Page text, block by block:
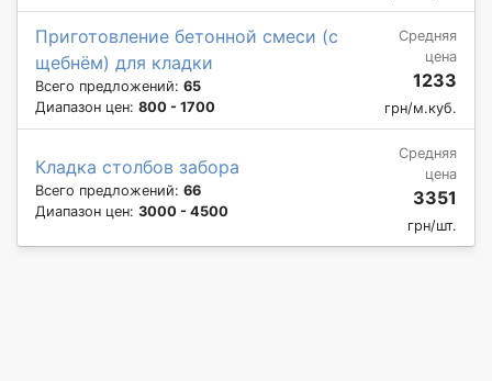
Приготовление бетонной смеси (с
щебнём) для кладки
Всего предложений: 65
Диапазон цен: 800 - 1700
Средняя
цена
1233
грн/м.куб.
Кладка столбов забора
Всего предложений: 66
Диапазон цен: 3000 - 4500
Средняя
цена
3351
грн/шт.